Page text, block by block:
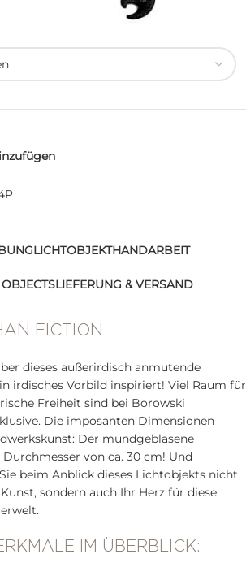
LICHTOBJEKTHANDARBEIT
LIEFERUNG & VERSAND
FICTION
dieses außerirdisch anmutende
irdisches Vorbild inspiriert! Viel Raum für
Freiheit sind bei Borowski
Die imposanten Dimensionen
Der mundgeblasene
von ca. 30 cm! Und
beim Anblick dieses Lichtobjekts nicht
sondern auch Ihr Herz für diese
IM ÜBERBLICK: